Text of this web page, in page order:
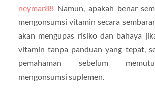
neymar88Namun, apakah benar
mengonsumsi vitamin secara
akan mengupas risiko dan bahaya
vitamin tanpa panduan yang tepat,
pemahaman sebelum
mengonsumsi suplemen.